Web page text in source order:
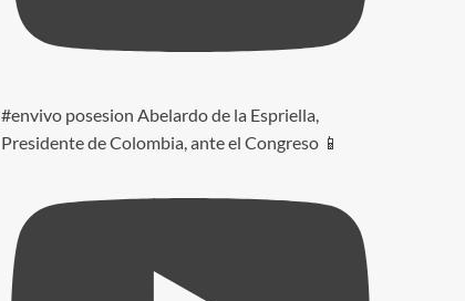
#envivo posesion Abelardo de la Espriella,
Presidente de Colombia, ante el Congreso 📱